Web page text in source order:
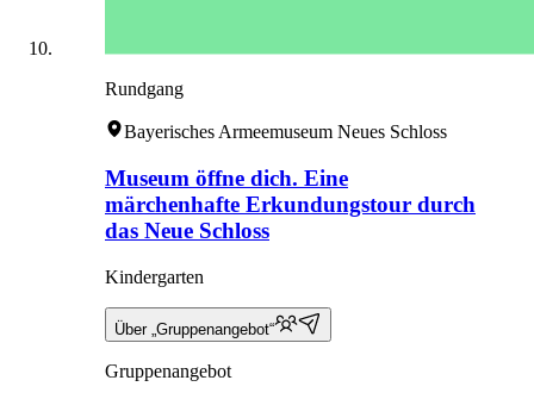
Rundgang
Bayerisches Armeemuseum Neues Schloss
Museum öffne dich. Eine
märchenhafte Erkundungstour durch
das Neue Schloss
Kindergarten
Über „Gruppenangebot“
Gruppenangebot